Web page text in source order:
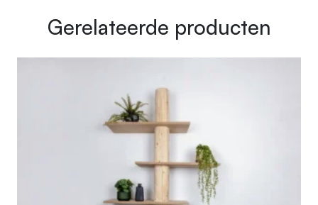
Gerelateerde producten